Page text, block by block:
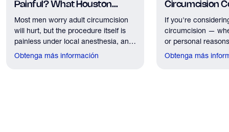
Painful? What Houston
Patients Should Expect
Most men worry adult circumcision
will hurt, but the procedure itself is
painless under local anesthesia, and
recovery discomfort is mild and short
Obtenga más información
Circumcision
Houston?
If you're
circumcision —
or personal
the first practical
Obtenga más